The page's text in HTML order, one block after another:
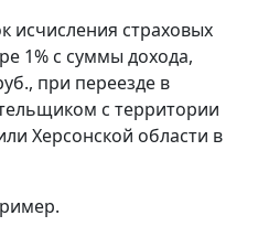
исчисления страховых
1% с суммы дохода,
при переезде в
с территории
Херсонской области в